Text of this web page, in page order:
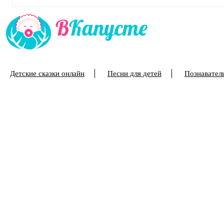
Детские сказки онлайн Песни для детей